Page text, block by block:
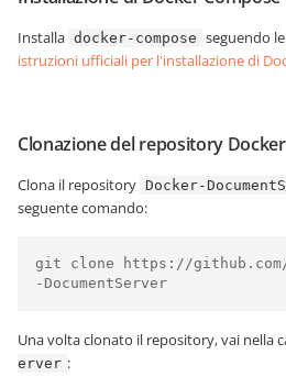
Installa docker-compose seguendo le
istruzioni ufficiali per l'installazione di
Clonazione del repository
Clona il repository Docker-
seguente comando:
git clone https://github.com/
-DocumentServer
Una volta clonato il repository, vai nella
erver :